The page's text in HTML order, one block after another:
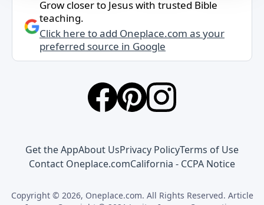
Grow closer to Jesus with trusted Bible
teaching.
Click here to add Oneplace.com as your
preferred source in Google
Get the AppAbout UsPrivacy PolicyTerms of Use
Contact Oneplace.comCalifornia - CCPA Notice
Copyright © 2026, Oneplace.com. All Rights Reserved. Article